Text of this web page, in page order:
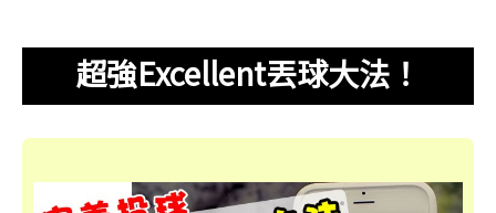
超強Excellent丟球大法！